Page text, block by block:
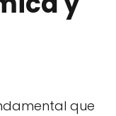
que